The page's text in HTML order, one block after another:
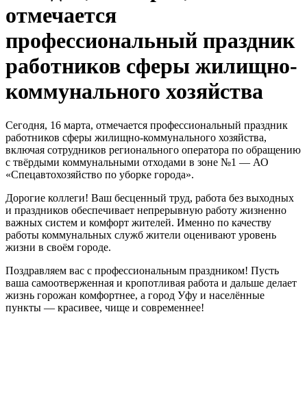
отмечается
профессиональный праздник
работников сферы жилищно-
коммунального хозяйства
Сегодня, 16 марта, отмечается профессиональный праздник
работников сферы жилищно-коммунального хозяйства,
включая сотрудников регионального оператора по обращению
с твёрдыми коммунальными отходами в зоне №1 — АО
«Спецавтохозяйство по уборке города».
Дорогие коллеги! Ваш бесценный труд, работа без выходных
и праздников обеспечивает непрерывную работу жизненно
важных систем и комфорт жителей. Именно по качеству
работы коммунальных служб жители оценивают уровень
жизни в своём городе.
Поздравляем вас с профессиональным праздником! Пусть
ваша самоотверженная и кропотливая работа и дальше делает
жизнь горожан комфортнее, а город Уфу и населённые
пункты — красивее, чище и современнее!